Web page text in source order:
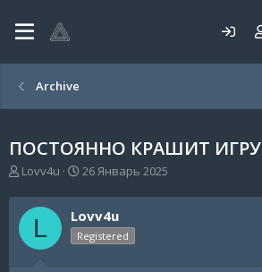
Archive
ПОСТОЯННО КРАШИТ ИГРУ
А
т
о
р
т
Lovv4u
Д
т
а
н
26 Январь 2025
L Lovv4u
Registered